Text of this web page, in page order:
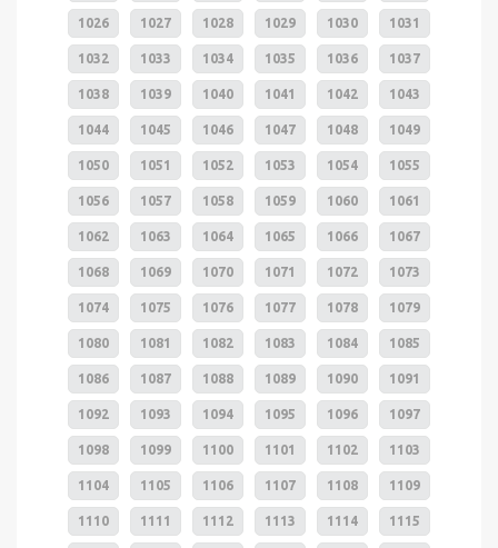
1026 1027 1028 1029 1030 1031
1032 1033 1034 1035 1036 1037
1038 1039 1040 1041 1042 1043
1044 1045 1046 1047 1048 1049
1050 1051 1052 1053 1054 1055
1056 1057 1058 1059 1060 1061
1062 1063 1064 1065 1066 1067
1068 1069 1070 1071 1072 1073
1074 1075 1076 1077 1078 1079
1080 1081 1082 1083 1084 1085
1086 1087 1088 1089 1090 1091
1092 1093 1094 1095 1096 1097
1098 1099 1100 1101 1102 1103
1104 1105 1106 1107 1108 1109
1110 1111 1112 1113 1114 1115